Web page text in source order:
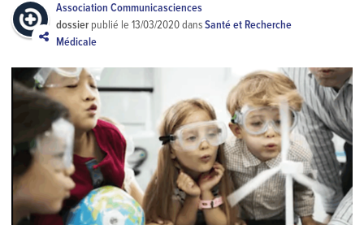
Association Communicasciences
dossier publié le13/03/2020dansSanté et Recherche
Médicale